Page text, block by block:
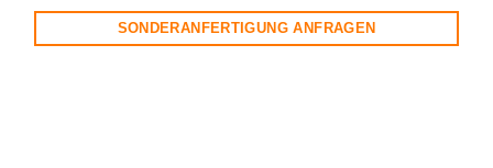
SONDERANFERTIGUNG ANFRAGEN